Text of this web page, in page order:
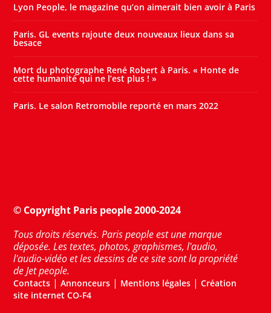
Lyon People, le magazine qu’on aimerait bien avoir à Paris
Paris. GL events rajoute deux nouveaux lieux dans sa
besace
Mort du photographe René Robert à Paris. « Honte de
cette humanité qui ne l’est plus ! »
Paris. Le salon Retromobile reporté en mars 2022
© Copyright Paris people 2000-2024
Tous droits réservés. Paris people est une marque
déposée. Les textes, photos, graphismes, l'audio,
l'audio-vidéo et les dessins de ce site sont la propriété
de Jet people.
Contacts |Annonceurs | Mentions légales |Création
site internet CO-F4